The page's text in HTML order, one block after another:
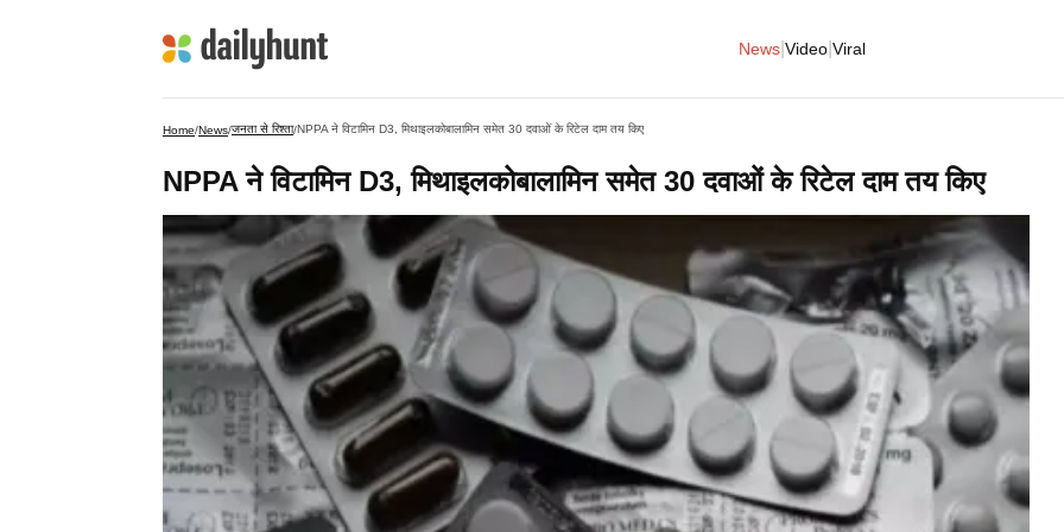
News Video Viral
Home/News/जनता से रिश्ता/NPPA ने विटामिन D3, मिथाइलकोबालामिन समेत 30 दवाओं के रिटेल दाम तय किए
NPPA ने विटामिन D3, मिथाइलकोबालामिन समेत 30 दवाओं के रिटेल दाम तय किए